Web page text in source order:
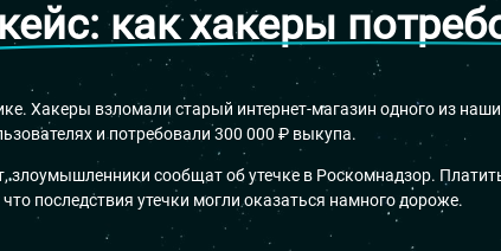
как хакеры
Хакеры взломали старый интернет-магазин одного из
и потребовали 300 000 ₽ выкупа.
злоумышленники сообщат об утечке в Роскомнадзор.
последствия утечки могли оказаться намного дороже.